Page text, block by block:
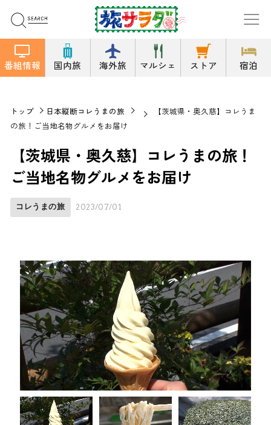
番組情報 国内旅 海外旅 マルシェ ストア 宿泊
トップ 日本縦断コレうまの旅
【茨城県・奥久慈】コレうま
の旅！ご当地名物グルメをお届け
【茨城県・奥久慈】コレうまの旅！
ご当地名物グルメをお届け
コレうまの旅 2023/07/01